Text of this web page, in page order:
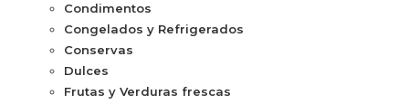
Condimentos
Congelados y Refrigerados
Conservas
Dulces
Frutas y Verduras frescas